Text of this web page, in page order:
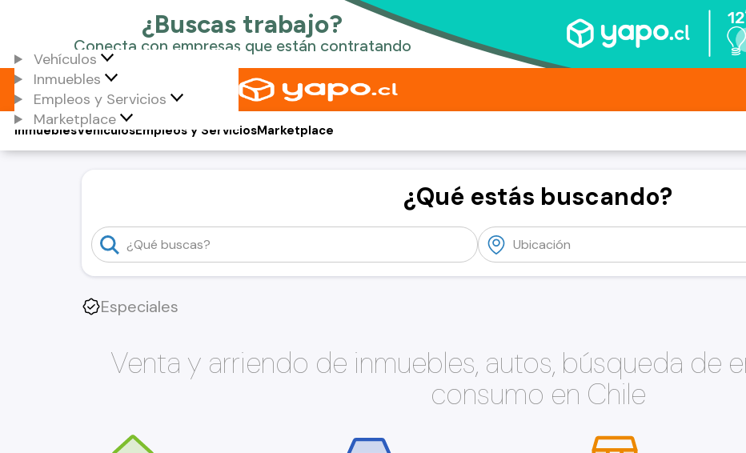
Vehículos
Inmuebles
Empleos y Servicios
Marketplace
Vehículos
Inmuebles Empleos y ServiciosMarketplace
¿Qué estás buscando?
Especiales
Venta y arriendo de inmuebles, autos, búsqueda de
consumo en Chile